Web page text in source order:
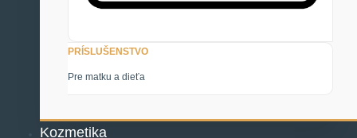
PRÍSLUŠENSTVO
Pre matku a dieťa
Kozmetika